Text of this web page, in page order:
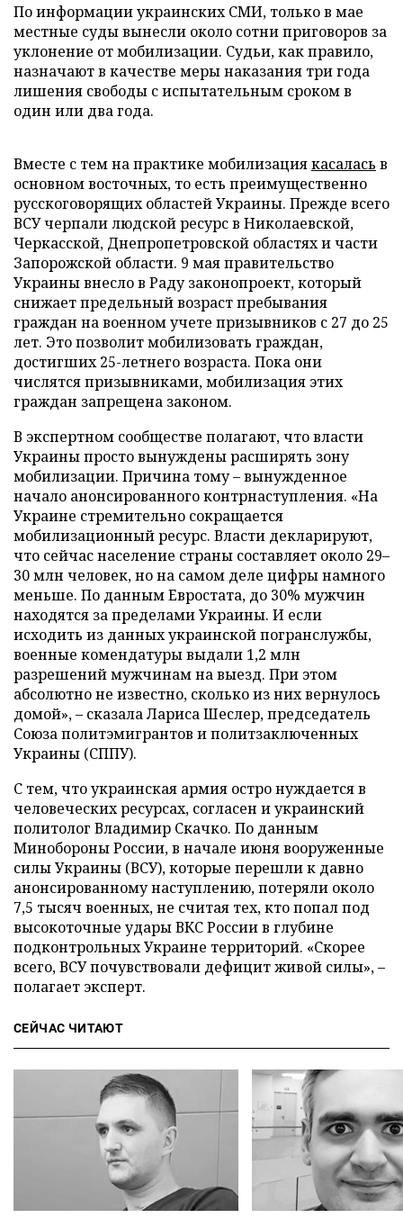
По информации украинских СМИ, только в мае
местные суды вынесли около сотни приговоров за
уклонение от мобилизации. Судьи, как правило,
назначают в качестве меры наказания три года
лишения свободы с испытательным сроком в
один или два года.
Вместе с тем на практике мобилизациякасалась в
основном восточных, то есть преимущественно
русскоговорящих областей Украины. Прежде всего
ВСУ черпали людской ресурс в Николаевской,
Черкасской, Днепропетровской областях и части
Запорожской области. 9 мая правительство
Украины внесло в Раду законопроект, который
снижает предельный возраст пребывания
граждан на военном учете призывников с 27 до 25
лет. Это позволит мобилизовать граждан,
достигших 25-летнего возраста. Пока они
числятся призывниками, мобилизация этих
граждан запрещена законом.
В экспертном сообществе полагают, что власти
Украины просто вынуждены расширять зону
мобилизации. Причина тому – вынужденное
начало анонсированного контрнаступления. «На
Украине стремительно сокращается
мобилизационный ресурс. Власти декларируют,
что сейчас население страны составляет около 29–
30 млн человек, но на самом деле цифры намного
меньше. По данным Евростата, до 30% мужчин
находятся за пределами Украины. И если
исходить из данных украинской погранслужбы,
военные комендатуры выдали 1,2 млн
разрешений мужчинам на выезд. При этом
абсолютно не известно, сколько из них вернулось
домой», – сказала Лариса Шеслер, председатель
Союза политэмигрантов и политзаключенных
Украины (СППУ).
С тем, что украинская армия остро нуждается в
человеческих ресурсах, согласен и украинский
политолог Владимир Скачко. По данным
Минобороны России, в начале июня вооруженные
силы Украины (ВСУ), которые перешли к давно
анонсированному наступлению, потеряли около
7,5 тысяч военных, не считая тех, кто попал под
высокоточные удары ВКС России в глубине
подконтрольных Украине территорий. «Скорее
всего, ВСУ почувствовали дефицит живой силы», –
полагает эксперт.
СЕЙЧАС ЧИТАЮТ